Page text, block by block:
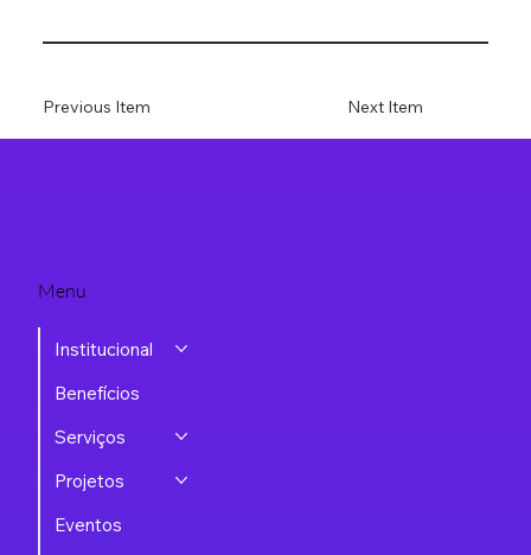
Next Item
Previous Item
Menu
Institucional
Benefícios
Serviços
Projetos
Eventos